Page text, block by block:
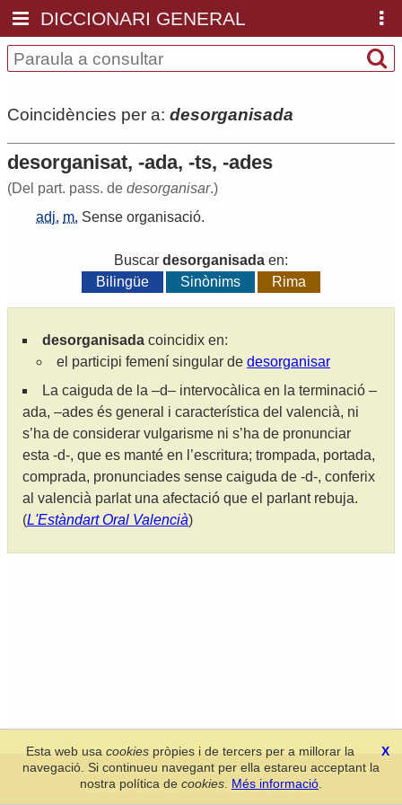
DICCIONARI GENERAL
Coincidències per a: desorganisada
desorganisat, -ada, -ts, -ades
(Del part. pass. de desorganisar.)
adj. m. Sense organisació.
Buscar desorganisada en:
Bilingüe
Sinònims Rima
desorganisada coincidix en:
el participi femení singular de desorganisar
La caiguda de la –d– intervocàlica en la terminació –
ada, –ades és general i característica del valencià, ni
s’ha de considerar vulgarisme ni s’ha de pronunciar
esta -d-, que es manté en l’escritura; trompada, portada,
comprada, pronunciades sense caiguda de -d-, conferix
al valencià parlat una afectació que el parlant rebuja.
(L'Estàndart Oral Valencià)
Secció de Llengua i Lliteratura Valencianes-Real Acadèmia de
Cultura Valenciana-Política de privacitat
X
Esta web usacookies pròpies i de tercers per a millorar la
navegació. Si continueu navegant per ella estareu acceptant la
nostra política de cookies Més informació